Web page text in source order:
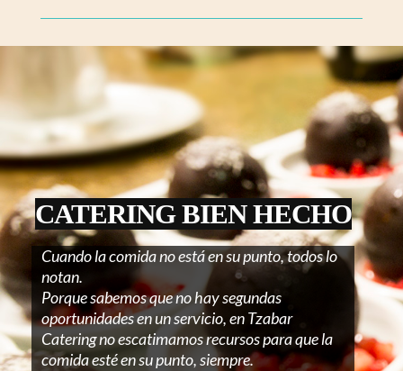
CATERING BIEN HECHO
Cuando la comida no está en su punto, todos lo
notan.
Porque sabemos que no hay segundas
oportunidades en un servicio, en Tzabar
Catering no escatimamos recursos para que la
comida esté en su punto, siempre.